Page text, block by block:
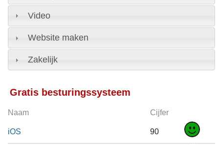
Video
Website maken
Zakelijk
Gratis besturingssysteem
Naam Cijfer
iOS 90